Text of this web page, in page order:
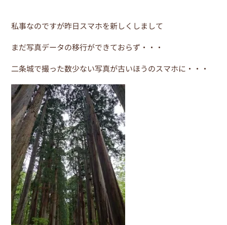
o
o
k
私事なのですが昨日スマホを新しくしまして
まだ写真データの移行ができておらず・・・
二条城で撮った数少ない写真が古いほうのスマホに・・・